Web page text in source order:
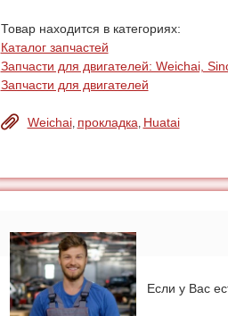
Товар находится в категориях:
Каталог запчастей
Запчасти для двигателей: Weichai,
Запчасти для двигателей
Weichai, прокладка, Huatai
Если у Вас